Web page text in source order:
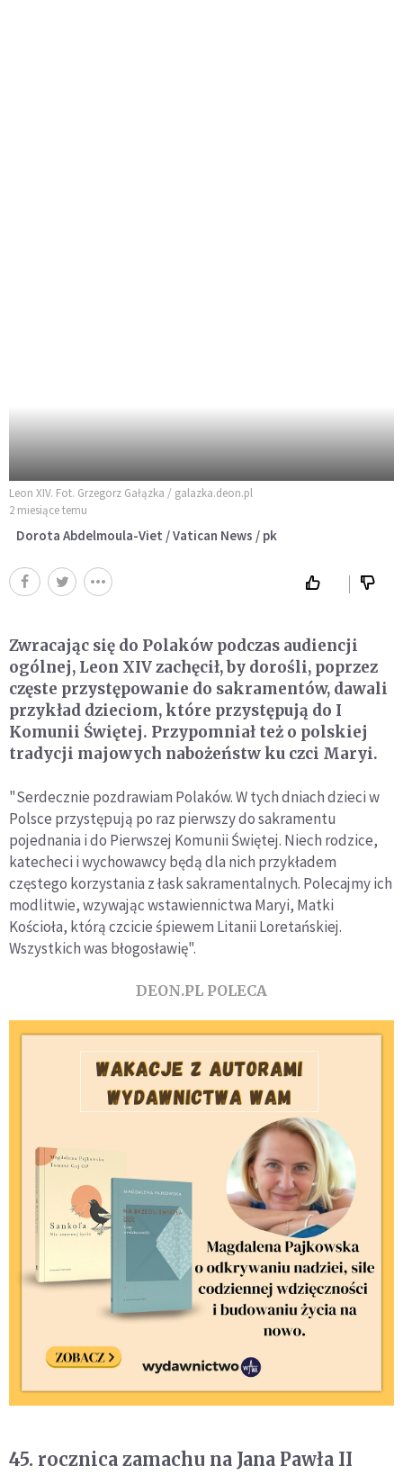
Leon XIV. Fot. Grzegorz Gałązka / galazka.deon.pl
2 miesiące temu
Dorota Abdelmoula-Viet / Vatican News / pk
Zwracając się do Polaków podczas audiencji
ogólnej, Leon XIV zachęcił, by dorośli, poprzez
częste przystępowanie do sakramentów, dawali
przykład dzieciom, które przystępują do I
Komunii Świętej. Przypomniał też o polskiej
tradycji majowych nabożeństw ku czci Maryi.
"Serdecznie pozdrawiam Polaków. W tych dniach dzieci w
Polsce przystępują po raz pierwszy do sakramentu
pojednania i do Pierwszej Komunii Świętej. Niech rodzice,
katecheci i wychowawcy będą dla nich przykładem
częstego korzystania z łask sakramentalnych. Polecajmy ich
modlitwie, wzywając wstawiennictwa Maryi, Matki
Kościoła, którą czcicie śpiewem Litanii Loretańskiej.
Wszystkich was błogosławię".
DEON.PL POLECA
45. rocznica zamachu na Jana Pawła II